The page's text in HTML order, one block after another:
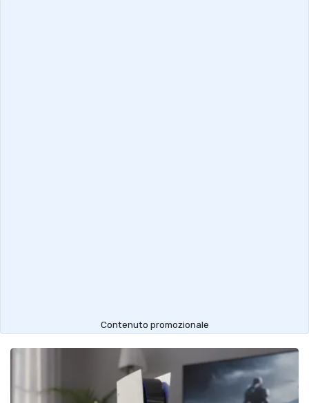
Contenuto promozionale